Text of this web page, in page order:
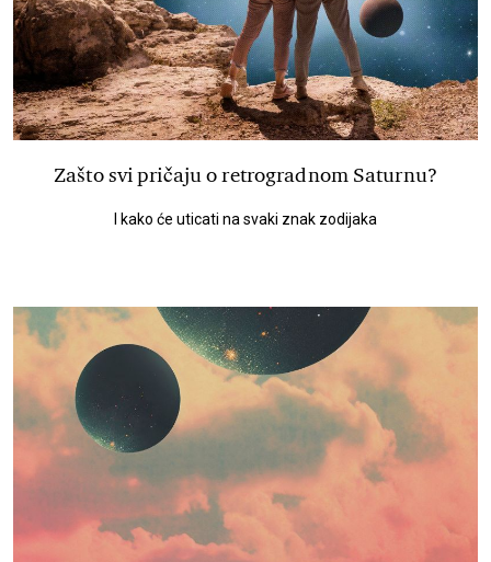
Zašto svi pričaju o retrogradnom Saturnu?
I kako će uticati na svaki znak zodijaka